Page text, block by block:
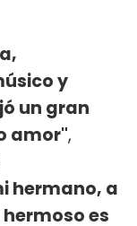
y
un gran
amor",
hermano, a
es